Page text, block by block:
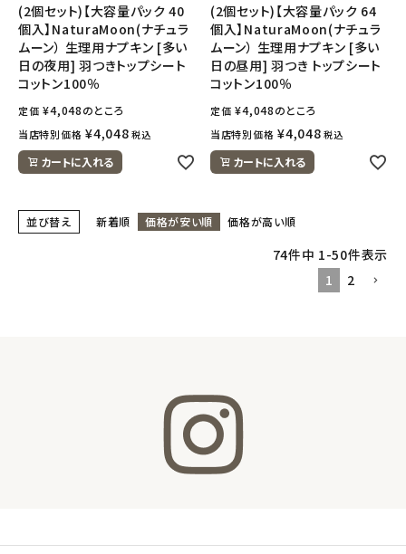
(2個セット)【大容量パック 40
個入】NaturaMoon(ナチュラ
ムーン） 生理用ナプキン [多い
日の夜用] 羽つきトップシート
コットン100％
定価 ¥4,048のところ
当店特別価格 ¥4,048 税込
カートに入れる
(2個セット)【大容量パック 64
個入】NaturaMoon(ナチュラ
ムーン） 生理用ナプキン [多い
日の昼用] 羽つき トップシート
コットン100％
定価 ¥4,048のところ
当店特別価格 ¥4,048 税込
カートに入れる
並び替え 新着順 価格が安い順 価格が高い順
74件中 1-50件表示
1
2